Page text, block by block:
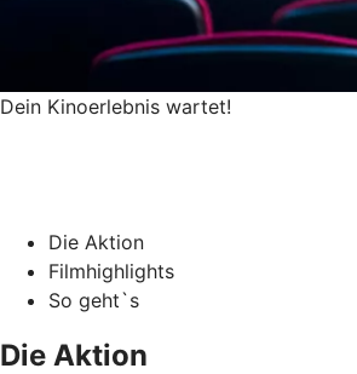
Dein Kinoerlebnis wartet!
Die Aktion
Filmhighlights
So geht`s
Die Aktion